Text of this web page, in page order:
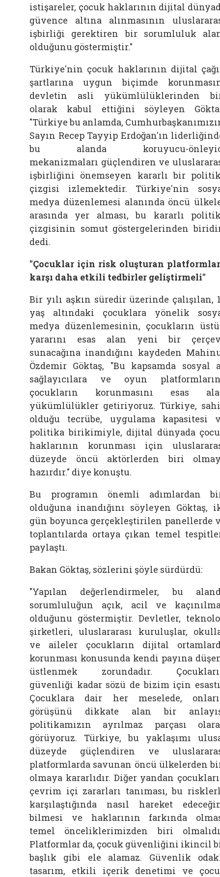
istişareler, çocuk haklarının dijital
güvence altına alınmasının
işbirliği gerektiren bir sorumluluk
olduğunu göstermiştir."
Türkiye'nin çocuk haklarının dijital
şartlarına uygun biçimde
devletin asli yükümlülüklerinden
olarak kabul ettiğini söyleyen
"Türkiye bu anlamda,
Sayın Recep Tayyip Erdoğan'ın
bu alanda koruyucu-
mekanizmaları güçlendiren ve
işbirliğini önemseyen kararlı bir
çizgisi izlemektedir. Türkiye'nin
medya düzenlemesi alanında öncü
arasında yer alması, bu kararlı
çizgisinin somut göstergelerinden
dedi.
"Çocuklar için risk oluşturan
karşı daha etkili tedbirler geliştirmeli"
Bir yılı aşkın süredir üzerinde çalışılan,
yaş altındaki çocuklara yönelik
medya düzenlemesinin, çocukların
yararını esas alan yeni bir
sunacağına inandığını kaydeden
Özdemir Göktaş, "Bu kapsamda sosyal
sağlayıcılara ve oyun
çocukların korunmasını esas
yükümlülükler getiriyoruz. Türkiye,
olduğu tecrübe, uygulama kapasitesi
politika birikimiyle, dijital dünyada
haklarının korunması için
düzeyde öncü aktörlerden biri
hazırdır." diye konuştu.
Bu programın önemli adımlardan
olduğuna inandığını söyleyen Göktaş,
gün boyunca gerçekleştirilen panellerde
toplantılarda ortaya çıkan temel
paylaştı.
Bakan Göktaş, sözlerini şöyle sürdürdü:
"Yapılan değerlendirmeler, bu
sorumluluğun açık, acil ve
olduğunu göstermiştir. Devletler,
şirketleri, uluslararası kuruluşlar,
ve aileler çocukların dijital
korunması konusunda kendi payına
üstlenmek zorundadır.
güvenliği kadar sözü de bizim için
Çocuklara dair her meselede,
görüşünü dikkate alan bir
politikamızın ayrılmaz parçası
görüyoruz. Türkiye, bu yaklaşımı
düzeyde güçlendiren ve
platformlarda savunan öncü ülkelerden
olmaya kararlıdır. Diğer yandan
çevrim içi zararları tanıması, bu
karşılaştığında nasıl hareket
bilmesi ve haklarının farkında
temel önceliklerimizden biri
Platformlar da, çocuk güvenliğini ikincil
başlık gibi ele alamaz. Güvenlik
tasarım, etkili içerik denetimi ve